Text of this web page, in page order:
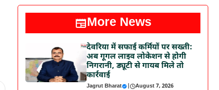
More News
देवरिया में सफाई कर्मियों पर सख्ती:
अब गूगल लाइव लोकेशन से होगी
निगरानी, ड्यूटी से गायब मिले तो
कार्रवाई
Jagrut Bharat | August 7, 2026